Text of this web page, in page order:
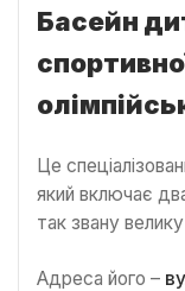
Басейн
Це
який включає
так звану
Адреса його –